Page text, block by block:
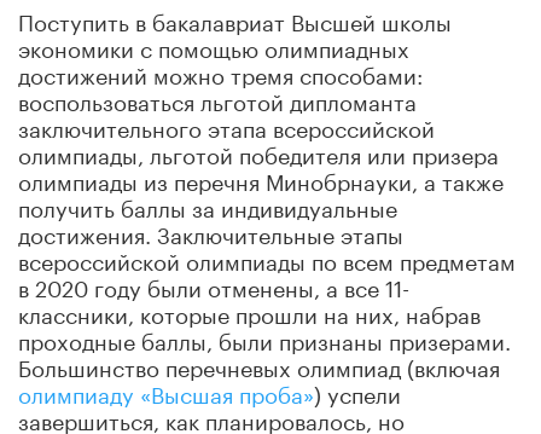
Поступить в бакалавриат Высшей школы
экономики с помощью олимпиадных
достижений можно тремя способами:
воспользоваться льготой дипломанта
заключительного этапа всероссийской
олимпиады, льготой победителя или призера
олимпиады из перечня Минобрнауки, а также
получить баллы за индивидуальные
достижения. Заключительные этапы
всероссийской олимпиады по всем предметам
в 2020 году были отменены, а все 11-
классники, которые прошли на них, набрав
проходные баллы, были признаны призерами.
Большинство перечневых олимпиад (включая
олимпиаду «Высшая проба») успели
завершиться, как планировалось, но